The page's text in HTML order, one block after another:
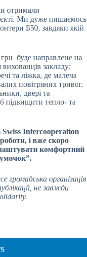
отримали
Ми дуже пишаємось
Б50, завдяки якій
буде направлене на
закладу:
та ліжка, де малеча
повітряних тривог.
двері та
підвищити тепло- та
Intercooperation
і вже скоро
комфортний
громадська організація
не завжди